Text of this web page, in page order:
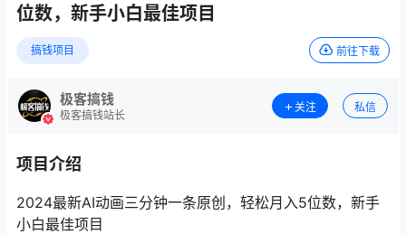
位数，新手小白最佳项目
搞钱项目 前往下载
极客搞钱
极客搞钱站长
关注 私信
项目介绍
2024最新AI动画三分钟一条原创，轻松月入5位数，新手
小白最佳项目